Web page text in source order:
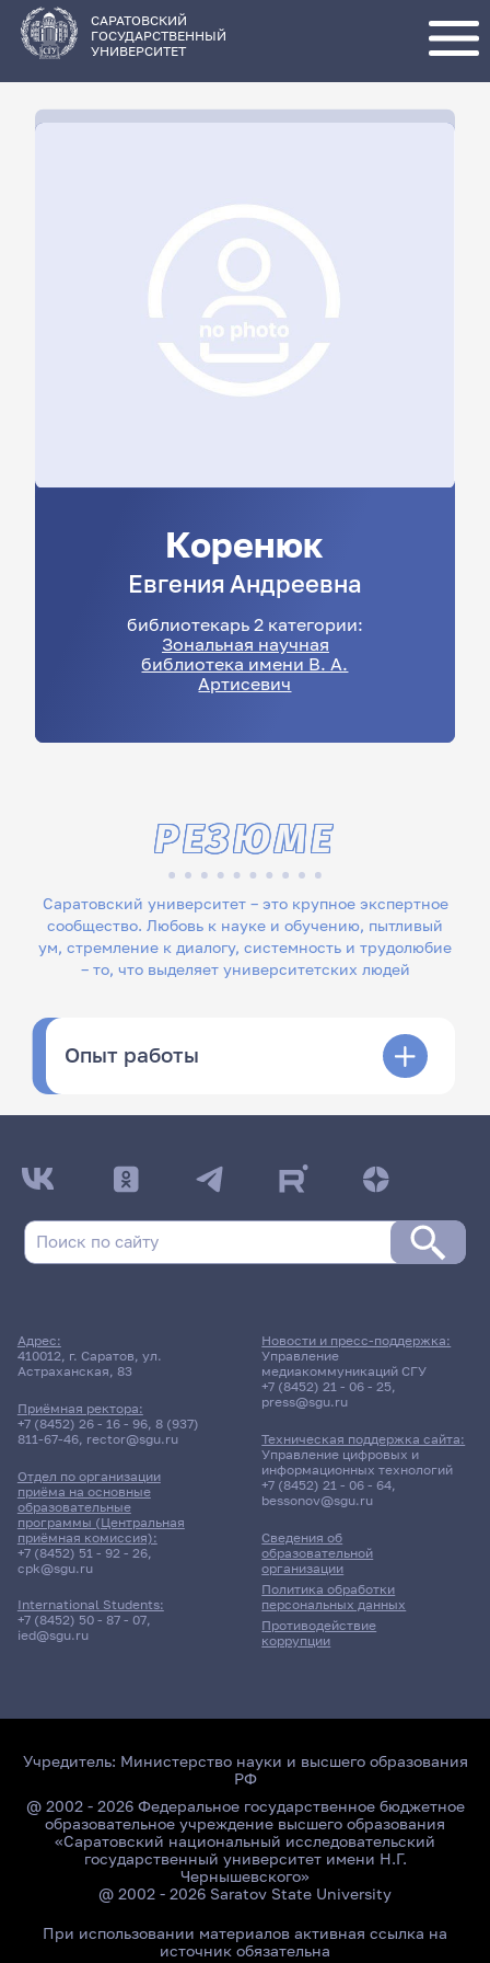
основному
содержанию
САРАТОВСКИЙ
ГОСУДАРСТВЕННЫЙ
УНИВЕРСИТЕТ
Коренюк
Евгения Андреевна
библиотекарь 2 категории:
Зональная научная
библиотека имени В. А.
Артисевич
Саратовский университет – это крупное экспертное
сообщество. Любовь к науке и обучению, пытливый
ум, стремление к диалогу, системность и трудолюбие
– то, что выделяет университетских людей
РЕЗЮМЕ
Опыт работы
Адрес:
410012, г. Саратов, ул.
Астраханская, 83
Приёмная ректора:
+7 (8452) 26 - 16 - 96, 8 (937)
811-67-46, rector@sgu.ru
Отдел по организации
приёма на основные
образовательные
программы (Центральная
приёмная комиссия):
+7 (8452) 51 - 92 - 26,
cpk@sgu.ru
International Students:
+7 (8452) 50 - 87 - 07,
ied@sgu.ru
Сведения об
образовательной
организации
Политика обработки
персональных данных
Противодействие
коррупции
Новости и пресс-поддержка:
Управление
медиакоммуникаций СГУ
+7 (8452) 21 - 06 - 25,
press@sgu.ru
Техническая поддержка сайта:
Управление цифровых и
информационных технологий
+7 (8452) 21 - 06 - 64,
bessonov@sgu.ru
Учредитель: Министерство науки и высшего образования
РФ
@ 2002 - 2026 Федеральное государственное бюджетное
образовательное учреждение высшего образования
«Саратовский национальный исследовательский
государственный университет имени Н.Г.
Чернышевского»
@ 2002 - 2026 Saratov State University
При использовании материалов активная ссылка на
источник обязательна